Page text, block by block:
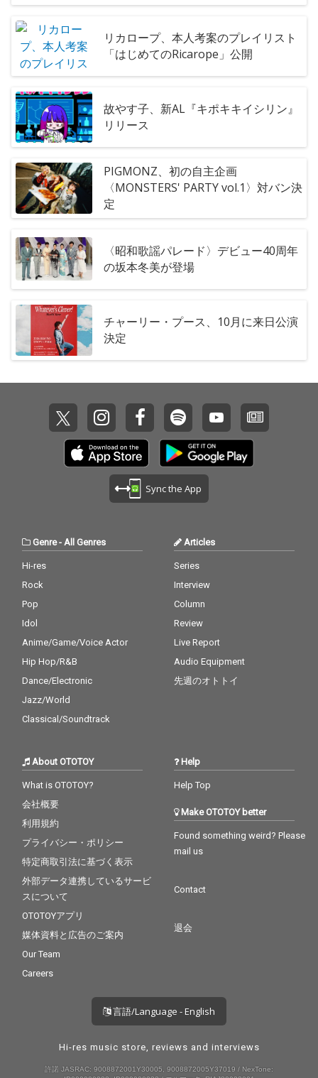
リカロープ、本人考案のプレイリスト
「はじめてのRicarope」公開
故やす子、新AL『キポキキイシリン』
リリース
PIGMONZ、初の自主企画
〈MONSTERS' PARTY vol.1〉対バン決
定
〈昭和歌謡パレード〉デビュー40周年
の坂本冬美が登場
チャーリー・プース、10月に来日公演
決定
Sync the App
Genre- All Genres
Hi-res
Rock
Pop
Idol
Anime/Game/Voice Actor
Hip Hop/R&B
Dance/Electronic
Jazz/World
Classical/Soundtrack
Articles
Series
Interview
Column
Review
Live Report
Audio Equipment
先週のオトトイ
About OTOTOY
What is OTOTOY?
会社概要
利用規約
プライバシー・ポリシー
特定商取引法に基づく表示
外部データ連携しているサービ
スについて
OTOTOYアプリ
媒体資料と広告のご案内
Our Team
Careers
Help
Help Top
Make OTOTOY better
Found something weird? Please
mail us
Contact
退会
言語/Language - English
Hi-res music store, reviews and interviews
許諾 JASRAC: 9008872001Y30005, 9008872005Y37019 / NexTone: